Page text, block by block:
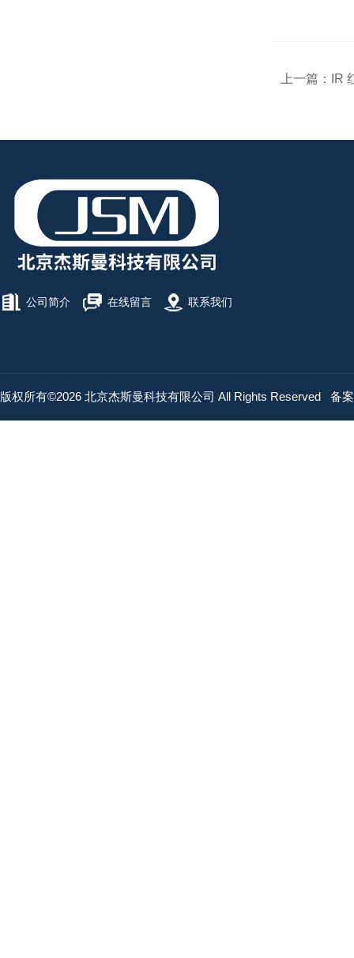
上一篇： IR
公司简介 在线留言 联系我们
版权所有©2026 北京杰斯曼科技有限公司 All Rights Reserved 备